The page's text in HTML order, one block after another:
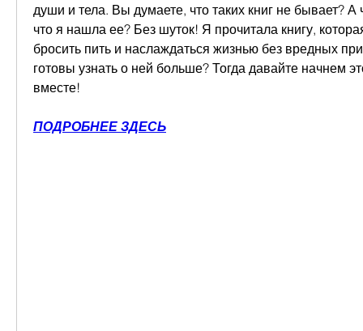
души и тела. Вы думаете, что таких книг не бывает? А
что я нашла ее? Без шуток! Я прочитала книгу,
бросить пить и наслаждаться жизнью без вредных
готовы узнать о ней больше? Тогда давайте начнем
вместе!
ПОДРОБНЕЕ ЗДЕСЬ